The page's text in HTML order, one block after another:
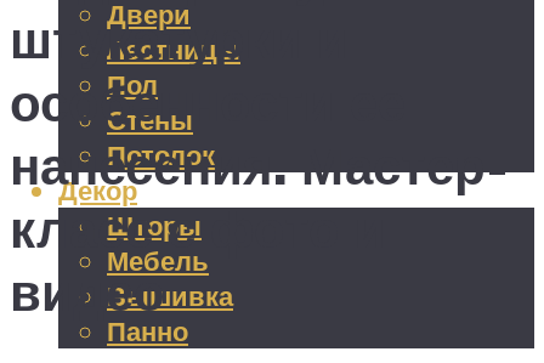
Двери
Лестницы
Пол
Стены
Потолок
Декор
Шторы
Мебель
Вышивка
Панно
штукатурки и
особенности ее
нанесения. Мастер-
класс с фото и
видео